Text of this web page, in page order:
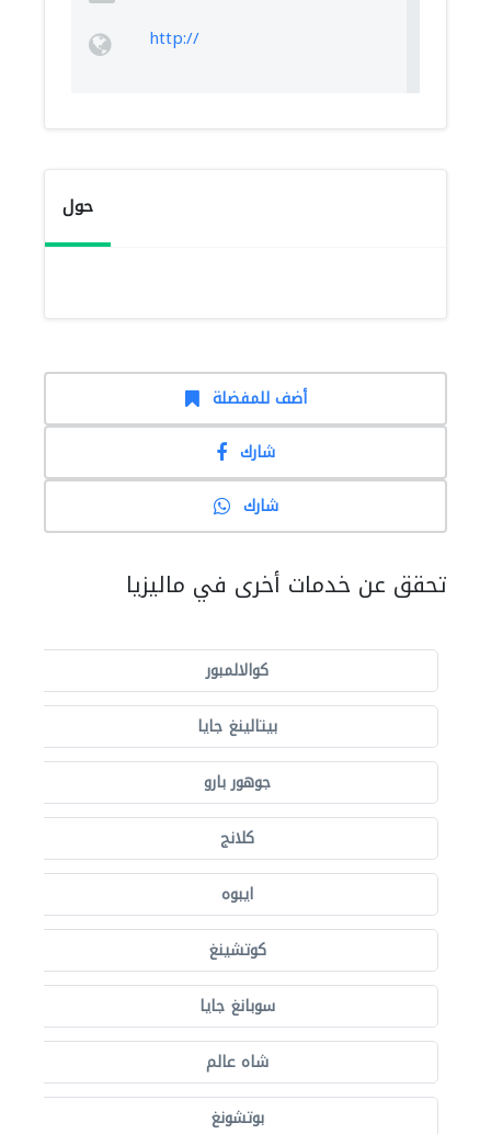
http://
حول
أضف للمفضلة
شارك
شارك
تحقق عن خدمات أخرى في ماليزيا
كوالالمبور
بيتالينغ جايا
جوهور بارو
كلانج
ايبوه
كوتشينغ
سوبانغ جايا
شاه عالم
بوتشونغ